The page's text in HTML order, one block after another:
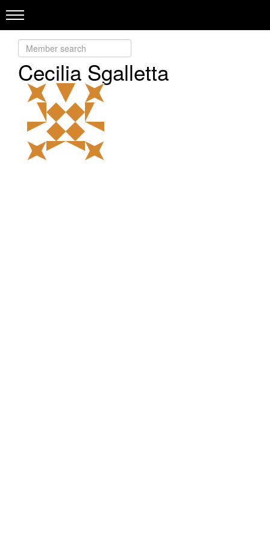
Cecilia Sgalletta